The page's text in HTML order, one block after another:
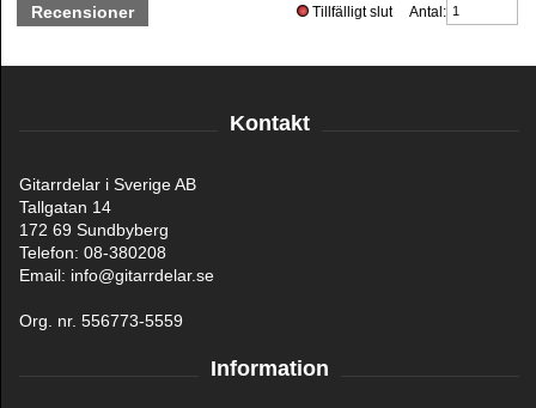
Recensioner Tillfälligt slut Antal:
Kontakt
Gitarrdelar i Sverige AB
Tallgatan 14
172 69 Sundbyberg
Telefon: 08-380208
Email: info@gitarrdelar.se
Org. nr. 556773-5559
Information